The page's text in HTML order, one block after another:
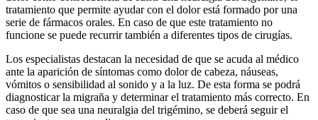
tratamiento que permite ayudar con el dolor está formado por una
serie de fármacos orales. En caso de que este tratamiento no
funcione se puede recurrir también a diferentes tipos de cirugías.
Los especialistas destacan la necesidad de que se acuda al médico
ante la aparición de síntomas como dolor de cabeza, náuseas,
vómitos o sensibilidad al sonido y a la luz. De esta forma se podrá
diagnosticar la migraña y determinar el tratamiento más correcto. En
caso de que sea una neuralgia del trigémino, se deberá seguir el